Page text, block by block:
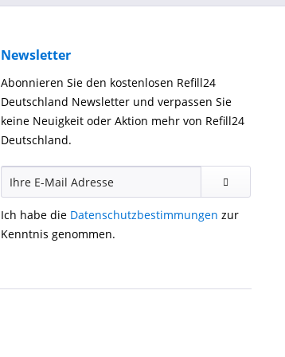
Newsletter
Abonnieren Sie den kostenlosen Refill24
Deutschland Newsletter und verpassen Sie
keine Neuigkeit oder Aktion mehr von Refill24
Deutschland.
Ich habe die Datenschutzbestimmungen zur
Kenntnis genommen.